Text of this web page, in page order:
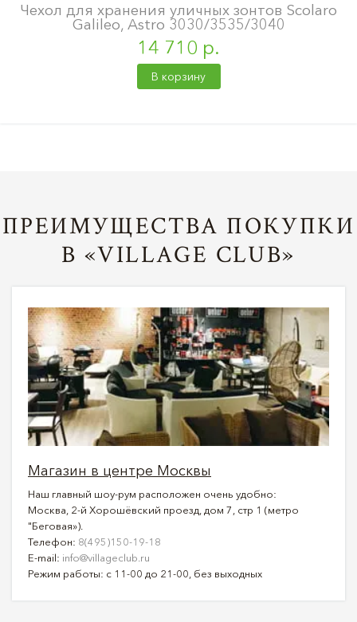
Чехол для хранения уличных зонтов Scolaro
Galileo, Astro 3030/3535/3040
14 710 р.
В корзину
ПРЕИМУЩЕСТВА ПОКУПКИ
В «VILLAGE CLUB»
Магазин в центре Москвы
Наш главный шоу-рум расположен очень удобно:
Москва, 2-й Хорошёвский проезд, дом 7, стр 1 (метро
"Беговая»).
Телефон: 8(495)150-19-18
E-mail: info@villageclub.ru
Режим работы: с 11-00 до 21-00, без выходных